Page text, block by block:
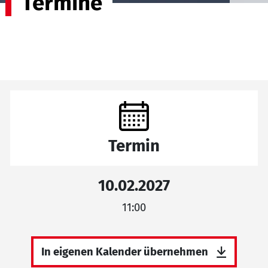
Termin
10.02.2027
11:00
In eigenen Kalender übernehmen